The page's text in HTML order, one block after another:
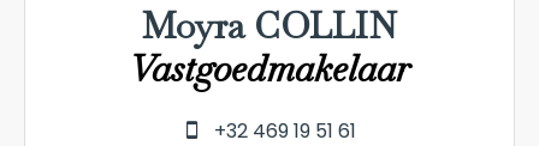
Moyra COLLIN
Vastgoedmakelaar
+32 469 19 51 61